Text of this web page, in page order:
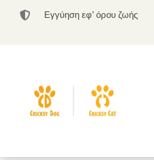
 Εγγύηση εφ’ όρου ζωής